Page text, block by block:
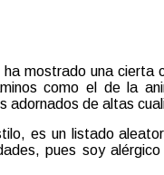
ha mostrado una
como el de la
adornados de altas
es un listado
pues soy